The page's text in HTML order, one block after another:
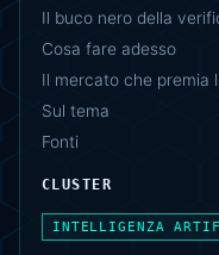
Il buco nero della
Cosa fare adesso
Il mercato che premia
Sul tema
Fonti
CLUSTER
INTELLIGENZA